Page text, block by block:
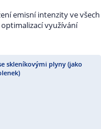
emisní intenzity ve všech
využívání